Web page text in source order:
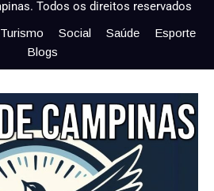
Todos os direitos reservados
Turismo Social Saúde
Esporte
Blogs